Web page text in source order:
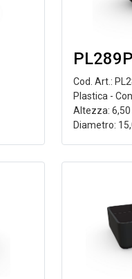
Cod. Art.:
Plastica -
Altezza: 6,50
Diametro: